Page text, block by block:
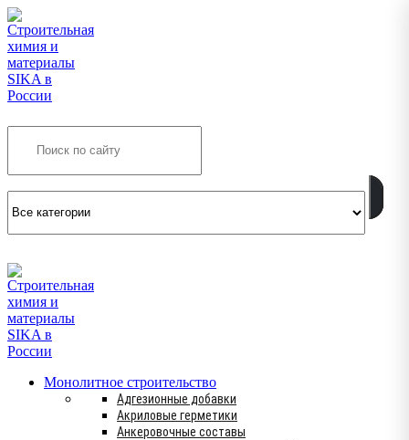
Монолитное строительство
Адгезионные добавки
Акриловые герметики
Анкеровочные составы